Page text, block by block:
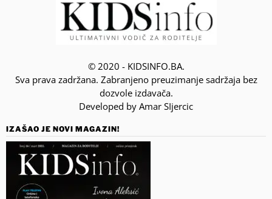
© 2020 - KIDSINFO.BA.
Sva prava zadržana. Zabranjeno preuzimanje sadržaja bez
dozvole izdavača.
Developed by Amar SIjercic
IZAŠAO JE NOVI MAGAZIN!